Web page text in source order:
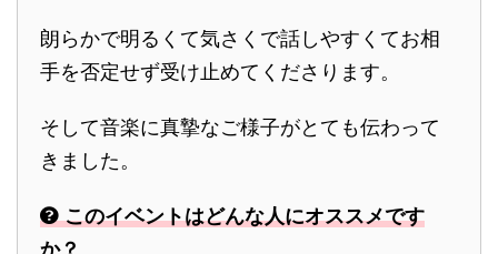
朗らかで明るくて気さくで話しやすくてお相
手を否定せず受け止めてくださります。
そして音楽に真摯なご様子がとても伝わって
きました。
このイベントはどんな人にオススメです
か？